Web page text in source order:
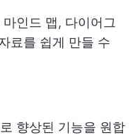
인드 맵, 다이어그
료를 쉽게 만들 수
향상된 기능을 원합